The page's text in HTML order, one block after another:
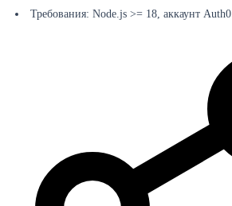
Требования: Node.js >= 18, аккаунт Auth0